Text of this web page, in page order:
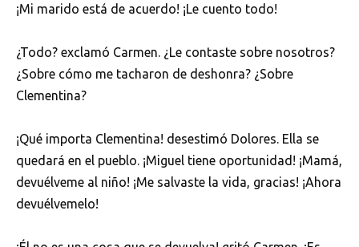
¡Mi marido está de acuerdo! ¡Le cuento todo!
¿Todo? exclamó Carmen. ¿Le contaste sobre nosotros?
¿Sobre cómo me tacharon de deshonra? ¿Sobre
Clementina?
¡Qué importa Clementina! desestimó Dolores. Ella se
quedará en el pueblo. ¡Miguel tiene oportunidad! ¡Mamá,
devuélveme al niño! ¡Me salvaste la vida, gracias! ¡Ahora
devuélvemelo!